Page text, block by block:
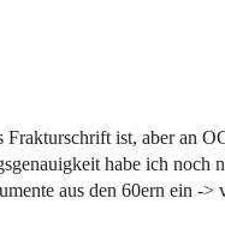
Frakturschrift ist, aber an
habe ich noch
aus den 60ern ein ->